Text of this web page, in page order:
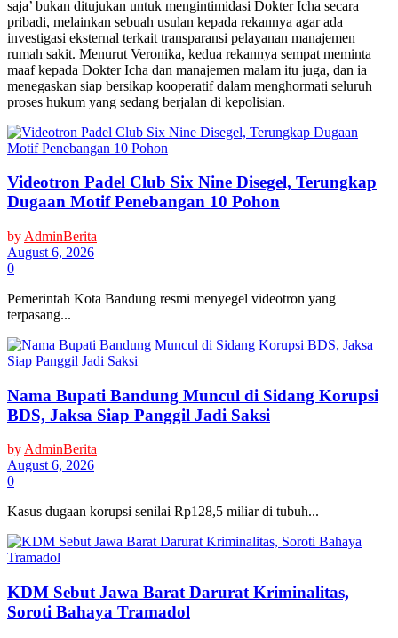
saja’ bukan ditujukan untuk mengintimidasi Dokter Icha secara
pribadi, melainkan sebuah usulan kepada rekannya agar ada
investigasi eksternal terkait transparansi pelayanan manajemen
rumah sakit. Menurut Veronika, kedua rekannya sempat meminta
maaf kepada Dokter Icha dan manajemen malam itu juga, dan ia
menegaskan siap bersikap kooperatif dalam menghormati seluruh
proses hukum yang sedang berjalan di kepolisian.
Videotron Padel Club Six Nine Disegel, Terungkap
Dugaan Motif Penebangan 10 Pohon
by AdminBerita
August 6, 2026
0
Pemerintah Kota Bandung resmi menyegel videotron yang
terpasang...
Nama Bupati Bandung Muncul di Sidang Korupsi
BDS, Jaksa Siap Panggil Jadi Saksi
by AdminBerita
August 6, 2026
0
Kasus dugaan korupsi senilai Rp128,5 miliar di tubuh...
KDM Sebut Jawa Barat Darurat Kriminalitas,
Soroti Bahaya Tramadol